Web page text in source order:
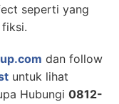
seperti yang
dan follow
untuk lihat
Hubungi 0812-